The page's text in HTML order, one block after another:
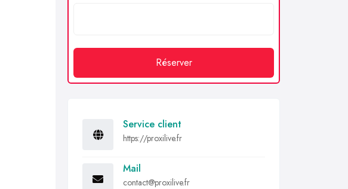
Réserver
Service client
https://proxilive.fr
Mail
contact@proxilive.fr